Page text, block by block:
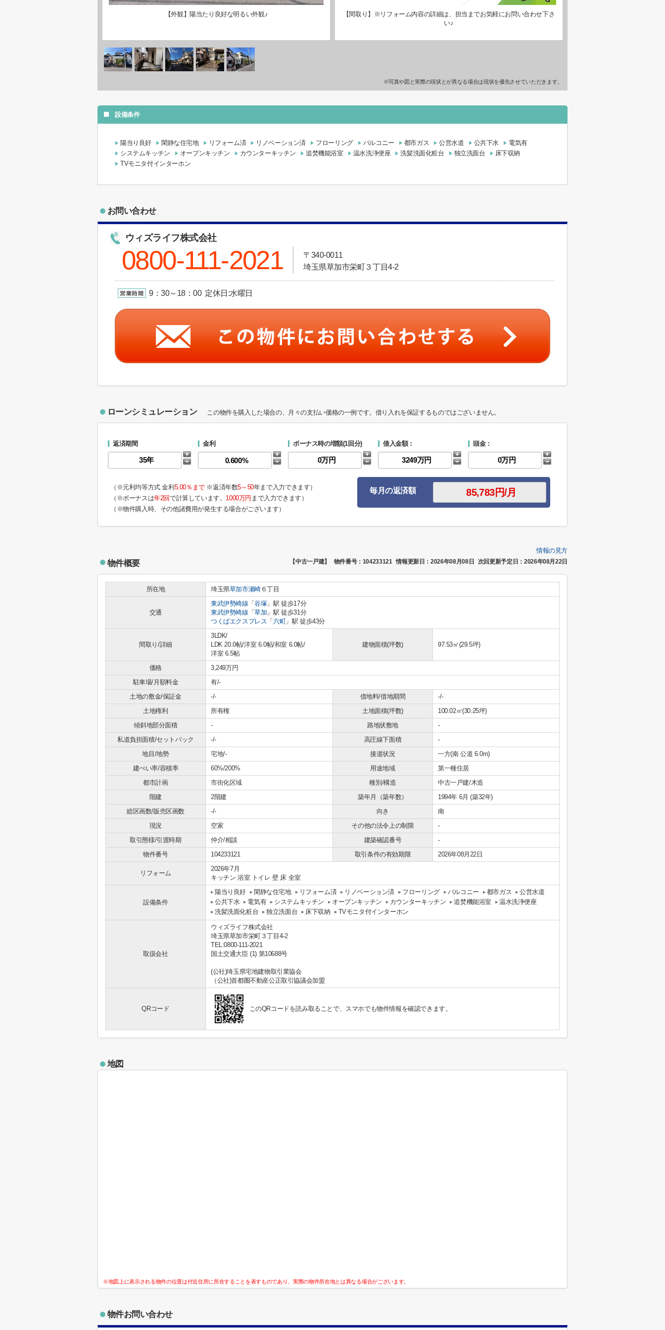
【外観】陽当たり良好な明るい外観♪
【間取り】※リフォーム内容の詳細は、担当までお気軽にお問い合わせ下さ
い♪
※写真や図と実際の現状とが異なる場合は現状を優先させていただきます。
設備条件
陽当り良好 閑静な住宅地 リフォーム済 リノベーション済 フローリング バルコニー 都市ガス 公営水道 公共下水
電気有
システムキッチン
オープンキッチン カウンターキッチン 追焚機能浴室 温水洗浄便座 洗髪洗面化粧台 独立洗面台
床下収納
TVモニタ付インターホン
お問い合わせ
ウィズライフ株式会社
0800-111-2021
〒340-0011
埼玉県草加市栄町３丁目4-2
9：30～18：00 定休日:水曜日
ローンシミュレーション この物件を購入した場合の、月々の支払い価格の一例です。借り入れを保証するものではございません。
返済期間 金利 ボーナス時の増額(1回分) 借入金額： 頭金：
（※元利均等方式 金利 5.00％まで※返済年数5～50年まで入力できます）
（※ボーナスは年2回で計算しています。 1000万円 まで入力できます）
（※物件購入時、その他諸費用が発生する場合がございます）
毎月の返済額
情報の見方
物件概要 【中古一戸建】 物件番号：104233121 情報更新日：2026年08月08日 次回更新予定日：2026年08月22日
所在地 埼玉県草加市瀬崎６丁目
交通
東武伊勢崎線 「谷塚」駅 徒歩17分
東武伊勢崎線 「草加 」駅 徒歩31分
つくばエクスプレス 「六町」駅 徒歩43分
間取り/詳細
3LDK/
LDK 20.0帖/洋室 6.0帖/和室 6.0帖/
洋室 6.5帖
建物面積(坪数) 97.53㎡(29.5坪)
価格
3,249万円
駐車場/月額料金
有/-
土地の敷金/保証金
-/- 借地料/借地期間
-/-
土地権利
所有権 土地面積(坪数)
100.02㎡(30.25坪)
傾斜地部分面積
- 路地状敷地
-
私道負担面積/セットバック
-/- 高圧線下面積
-
地目/地勢
宅地/- 接道状況
一方(南 公道 6.0m)
建ぺい率/容積率
60%/200% 用途地域
第一種住居
都市計画
市街化区域 種別/構造
中古一戸建/木造
階建
2階建 築年月（築年数）
1994年 6月 (築32年)
総区画数/販売区画数
-/- 向き
南
現況
空家 その他の法令上の制限
-
取引態様/引渡時期
仲介/相談 建築確認番号
-
物件番号
104233121 取引条件の有効期限 2026年08月22日
リフォーム
2026年7月
キッチン 浴室 トイレ 壁 床 全室
設備条件
陽当り良好 閑静な住宅地 リフォーム済 リノベーション済 フローリング バルコニー 都市ガス
公営水道
公共下水
電気有 システムキッチン オープンキッチン カウンターキッチン 追焚機能浴室
温水洗浄便座
洗髪洗面化粧台
独立洗面台 床下収納 TVモニタ付インターホン
取扱会社
ウィズライフ株式会社
埼玉県草加市栄町３丁目4-2
TEL:0800-111-2021
国土交通大臣 (1) 第10688号
(公社)埼玉県宅地建物取引業協会
（公社)首都圏不動産公正取引協議会加盟
QRコード このQRコードを読み取ることで、スマホでも物件情報を確認できます。
地図
※地図上に表示される物件の位置は付近住所に所在することを表すものであり、実際の物件所在地とは異なる場合がございます。
物件お問い合わせ